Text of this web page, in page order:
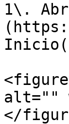
1\.
alt=""
</